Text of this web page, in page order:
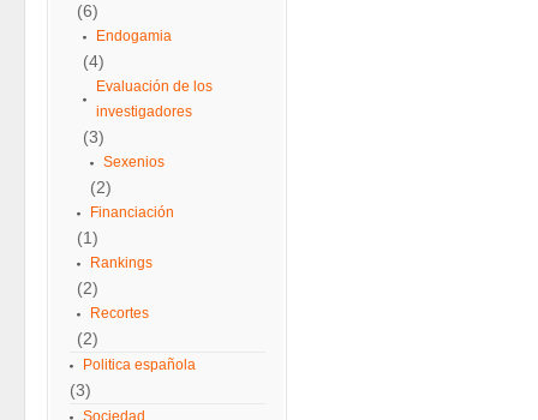
(6)
Endogamia
(4)
Evaluación de los
investigadores
(3)
Sexenios
(2)
Financiación
(1)
Rankings
(2)
Recortes
(2)
Politica española
(3)
Sociedad